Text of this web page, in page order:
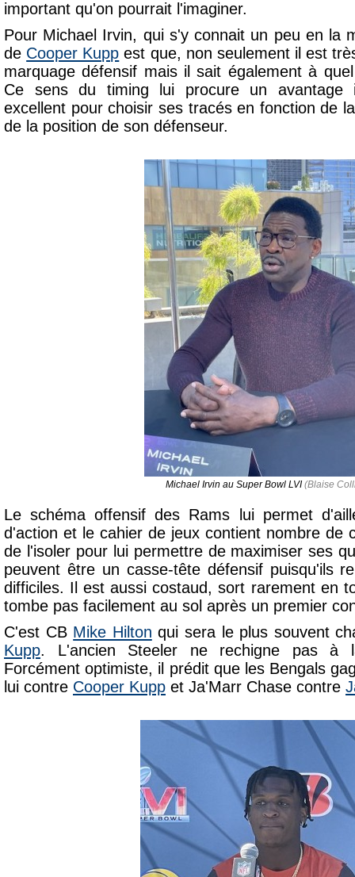
important qu'on pourrait l'imaginer.
Pour Michael Irvin, qui s'y connait un peu en la
de Cooper Kupp est que, non seulement il est
marquage défensif mais il sait également à
Ce sens du timing lui procure un avantage
excellent pour choisir ses tracés en fonction de
de la position de son défenseur.
Michael Irvin au Super Bowl LVI(Blaise
Le schéma offensif des Rams lui permet
d'action et le cahier de jeux contient nombre de
de l'isoler pour lui permettre de maximiser ses
peuvent être un casse-tête défensif puisqu'ils
difficiles. Il est aussi costaud, sort rarement en
tombe pas facilement au sol après un premier
C'est CB Mike Hilton qui sera le plus souvent
Kupp. L'ancien Steeler ne rechigne pas à
Forcément optimiste, il prédit que les Bengals
lui contre Cooper Kupp et Ja'Marr Chase contre